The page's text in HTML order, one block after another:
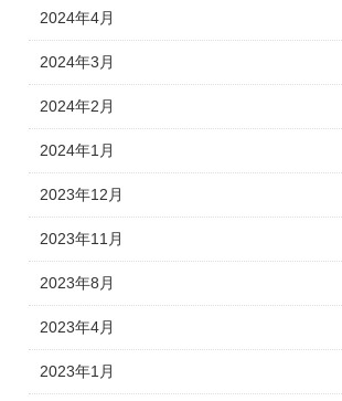
2024年4月
2024年3月
2024年2月
2024年1月
2023年12月
2023年11月
2023年8月
2023年4月
2023年1月